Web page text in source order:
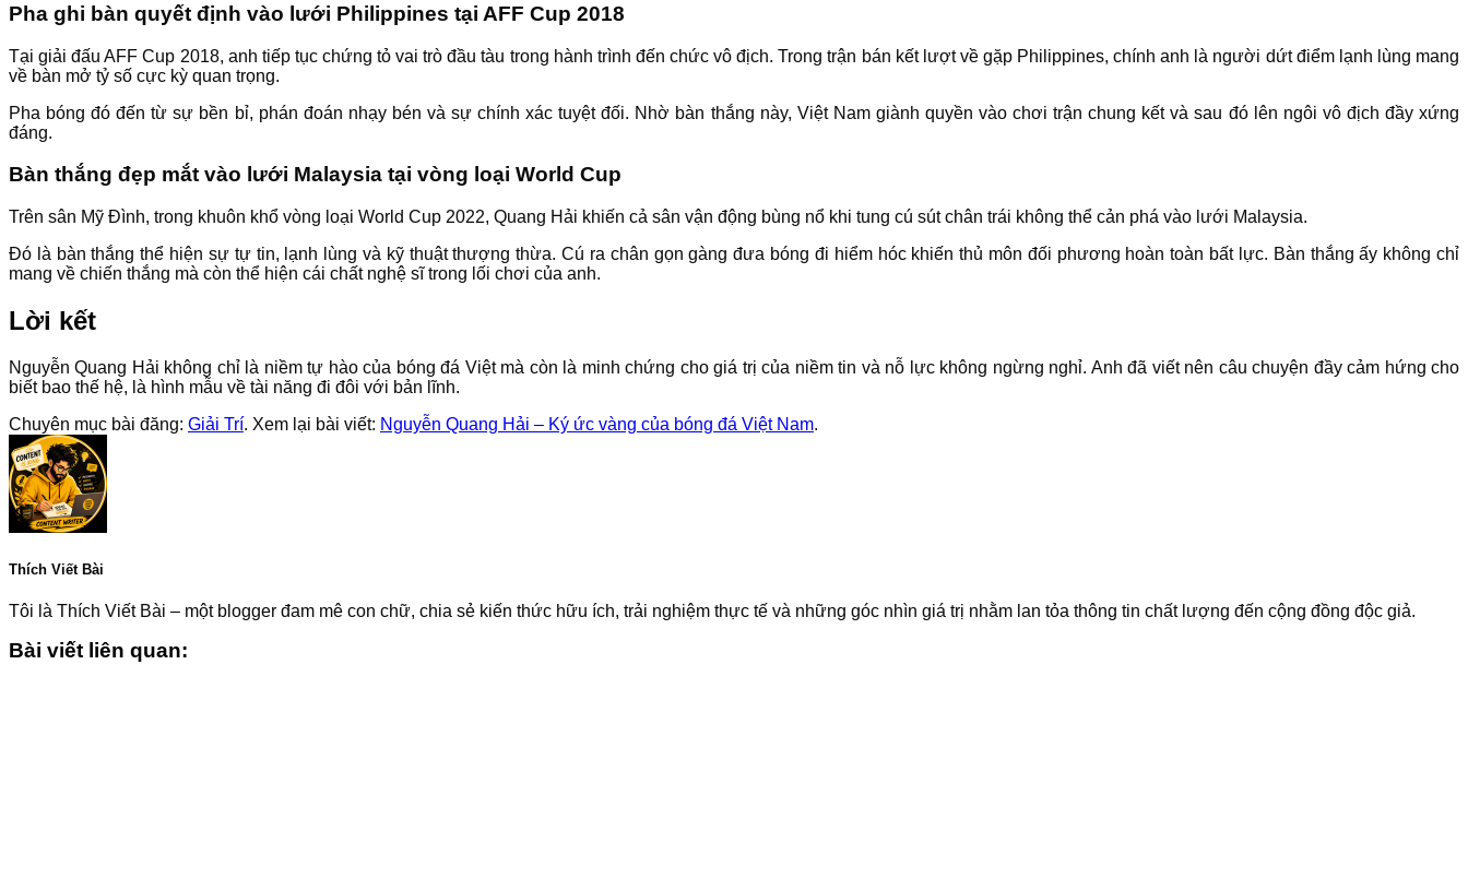
Pha ghi bàn quyết định vào lưới Philippines tại AFF Cup 2018
Tại giải đấu AFF Cup 2018, anh tiếp tục chứng tỏ vai trò đầu tàu trong hành trình đến chức vô địch. Trong trận bán kết lượt về gặp Philippines, chính anh là người dứt điểm lạnh lùng mang
về bàn mở tỷ số cực kỳ quan trọng.
Pha bóng đó đến từ sự bền bỉ, phán đoán nhạy bén và sự chính xác tuyệt đối. Nhờ bàn thắng này, Việt Nam giành quyền vào chơi trận chung kết và sau đó lên ngôi vô địch đầy xứng
đáng.
Bàn thắng đẹp mắt vào lưới Malaysia tại vòng loại World Cup
Trên sân Mỹ Đình, trong khuôn khổ vòng loại World Cup 2022, Quang Hải khiến cả sân vận động bùng nổ khi tung cú sút chân trái không thể cản phá vào lưới Malaysia.
Đó là bàn thắng thể hiện sự tự tin, lạnh lùng và kỹ thuật thượng thừa. Cú ra chân gọn gàng đưa bóng đi hiểm hóc khiến thủ môn đối phương hoàn toàn bất lực. Bàn thắng ấy không chỉ
mang về chiến thắng mà còn thể hiện cái chất nghệ sĩ trong lối chơi của anh.
Lời kết
Nguyễn Quang Hải không chỉ là niềm tự hào của bóng đá Việt mà còn là minh chứng cho giá trị của niềm tin và nỗ lực không ngừng nghỉ. Anh đã viết nên câu chuyện đầy cảm hứng cho
biết bao thế hệ, là hình mẫu về tài năng đi đôi với bản lĩnh.
Chuyên mục bài đăng: Giải Trí. Xem lại bài viết: Nguyễn Quang Hải – Ký ức vàng của bóng đá Việt Nam.
Thích Viết Bài
Tôi là Thích Viết Bài – một blogger đam mê con chữ, chia sẻ kiến thức hữu ích, trải nghiệm thực tế và những góc nhìn giá trị nhằm lan tỏa thông tin chất lượng đến cộng đồng độc giả.
Bài viết liên quan: